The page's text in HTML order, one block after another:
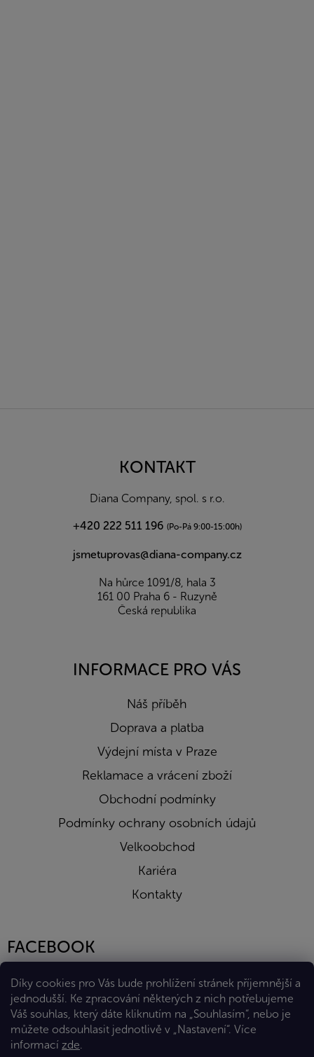
Díky cookies pro Vás bude prohlížení stránek příjemnější a
jednodušší. Ke zpracování některých z nich potřebujeme
Váš souhlas, který dáte kliknutím na „Souhlasím“, nebo je
můžete odsouhlasit jednotlivě v „Nastavení“. Více
informací zde.
KONTAKT
Diana Company, spol. s r.o.
+420 222 511 196 (Po-Pá 9:00-15:00h)
jsmetuprovas@diana-company.cz
Na hůrce 1091/8, hala 3
161 00 Praha 6 - Ruzyně
Česká republika
INFORMACE PRO VÁS
Náš příběh
Doprava a platba
Výdejní místa v Praze
Reklamace a vrácení zboží
Obchodní podmínky
Podmínky ochrany osobních údajů
Velkoobchod
Kariéra
Kontakty
FACEBOOK